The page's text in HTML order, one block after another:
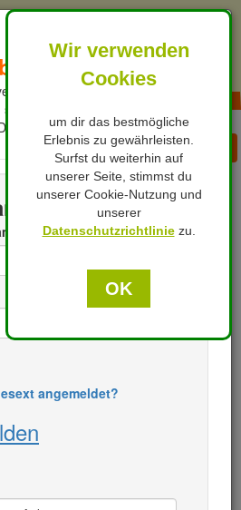
Wir verwenden
Cookies
um dir das bestmögliche
Erlebnis zu gewährleisten.
Surfst du weiterhin auf
unserer Seite, stimmst du
unserer Cookie-Nutzung und
unserer
Datenschutzrichtliniezu.
OK
Ansichtklassisch
Kategorien
beendet!
hast, kannst Du nun eine
schicken, mit der Bitte eine Auktion
einzustellen.
Paulin1
angemeldet?
Sie für Ihn
geiler Arsch
Himmel, 4 Std.